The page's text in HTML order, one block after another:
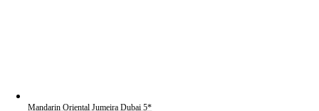
Mandarin Oriental Jumeira Dubai 5*